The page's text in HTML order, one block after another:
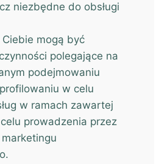
niezbędne do obsługi
mogą być
polegające na
podejmowaniu
w celu
w ramach zawartej
prowadzenia przez